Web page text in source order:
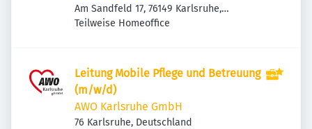
Am Sandfeld 17, 76149 Karlsruhe,
Deutschland
Teilweise Homeoffice
Leitung Mobile Pflege und Betreuung
(m/w/d)
AWO Karlsruhe GmbH
76 Karlsruhe, Deutschland